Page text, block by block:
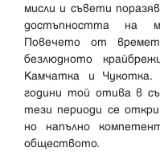
мисли и съвети
достъпността на
Повечето от
безлюдното
Камчатка и Чукотка.
години той отива в
тези периоди се
но напълно